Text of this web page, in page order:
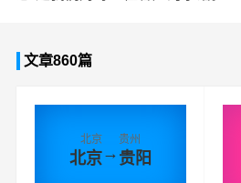
文章860篇
北京
北京→
贵州
贵阳